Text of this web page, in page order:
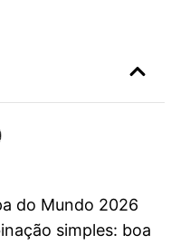
do Mundo 2026
simples: boa